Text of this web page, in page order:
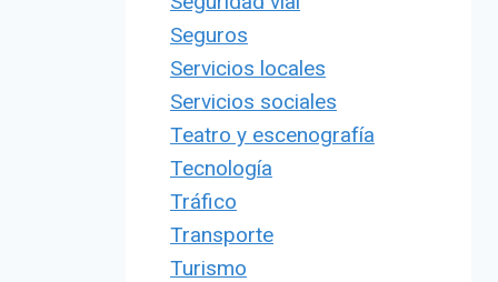
Seguros
Servicios locales
Servicios sociales
Teatro y escenografía
Tecnología
Tráfico
Transporte
Turismo